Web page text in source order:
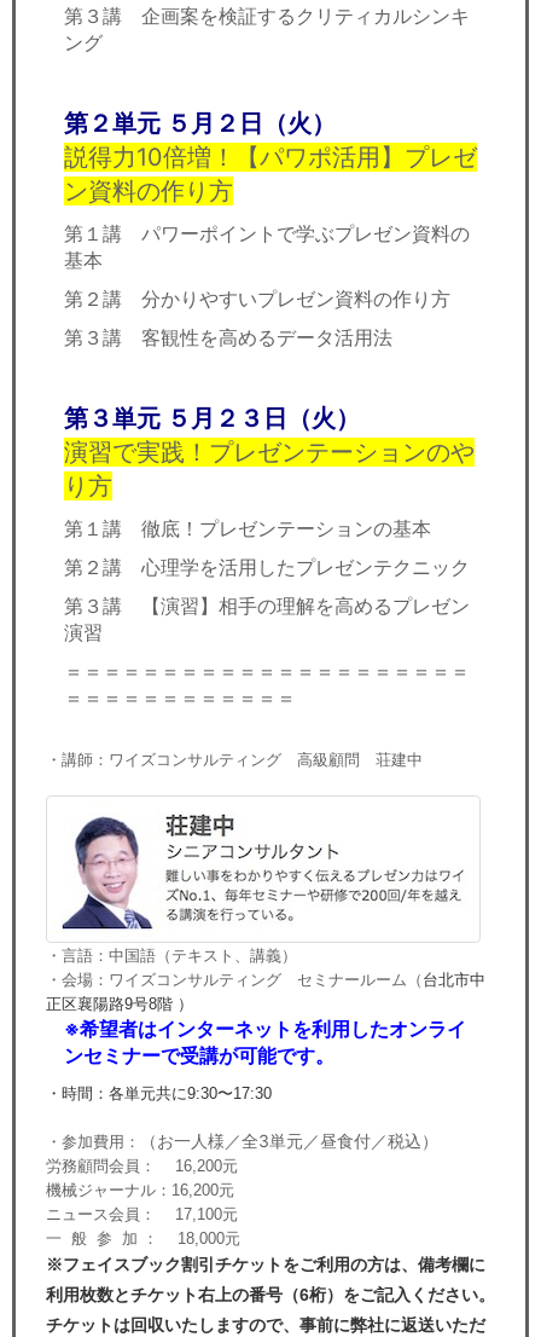
第３講 企画案を検証するクリティカルシンキ
ング
第２単元 ５月２日（火）
説得力10倍増！【パワポ活用】プレゼ
ン資料の作り方
第１講 パワーポイントで学ぶプレゼン資料の
基本
第２講 分かりやすいプレゼン資料の作り方
第３講 客観性を高めるデータ活用法
第３単元 ５月２３日（火）
演習で実践！プレゼンテーションのや
り方
第１講 徹底！プレゼンテーションの基本
第２講 心理学を活用したプレゼンテクニック
第３講 【演習】相手の理解を高めるプレゼン
演習
＝＝＝＝＝＝＝＝＝＝＝＝＝＝＝＝＝＝＝＝＝
＝＝＝＝＝＝＝＝＝＝＝＝
・講師：ワイズコンサルティング 高級顧問 荘建中
・言語：中国語（テキスト、講義）
・会場： ワイズコンサルティング セミナールーム（ 台北市中
正区襄陽路9号8階 ）
※希望者はインターネットを利用したオンライ
ンセミナーで受講が可能です。
・時間：各単元共に9:30〜17:30
・参加費用： （お一人様／全3単元／昼食付／税込）
労務顧問会員： 16,200元
機械ジャーナル：16,200元
ニュース会員： 17,100元
一 般 参 加 ： 18,000元
※フェイスブック割引チケットをご利用の方は、備考欄に
利用枚数とチケット右上の番号（6桁）をご記入ください。
チケットは回収いたしますので、事前に弊社に返送いただ